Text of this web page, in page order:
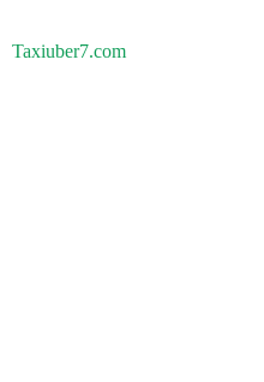
Taxiuber7.com